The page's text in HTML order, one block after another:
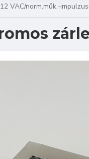
VAC/norm.műk.-